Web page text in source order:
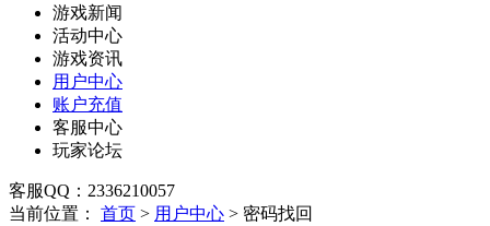
游戏新闻
活动中心
游戏资讯
用户中心
账户充值
客服中心
玩家论坛
客服QQ： 2336210057
当前位置： 首页 > 用户中心 > 密码找回